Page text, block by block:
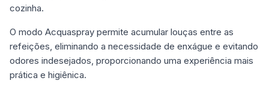
cozinha.
O modo Acquaspray permite acumular louças entre as
refeições, eliminando a necessidade de enxágue e evitando
odores indesejados, proporcionando uma experiência mais
prática e higiênica.